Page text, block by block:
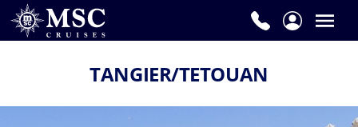
TANGIER/TETOUAN